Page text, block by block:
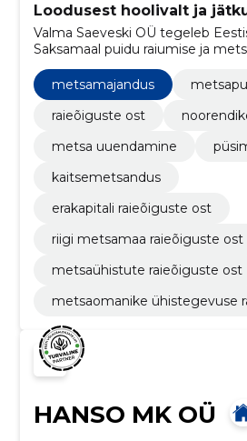
Loodusest hoolivalt ja
Valma Saeveski OÜ tegeleb
Saksamaal puidu raiumise ja
metsamajandus
raieõiguste ost
metsa uuendamine
kaitsemetsandus
erakapitali raieõiguste ost
riigi metsamaa raieõiguste ost
metsaühistute raieõiguste ost
metsaomanike ühistegevuse
HANSO MK OÜ